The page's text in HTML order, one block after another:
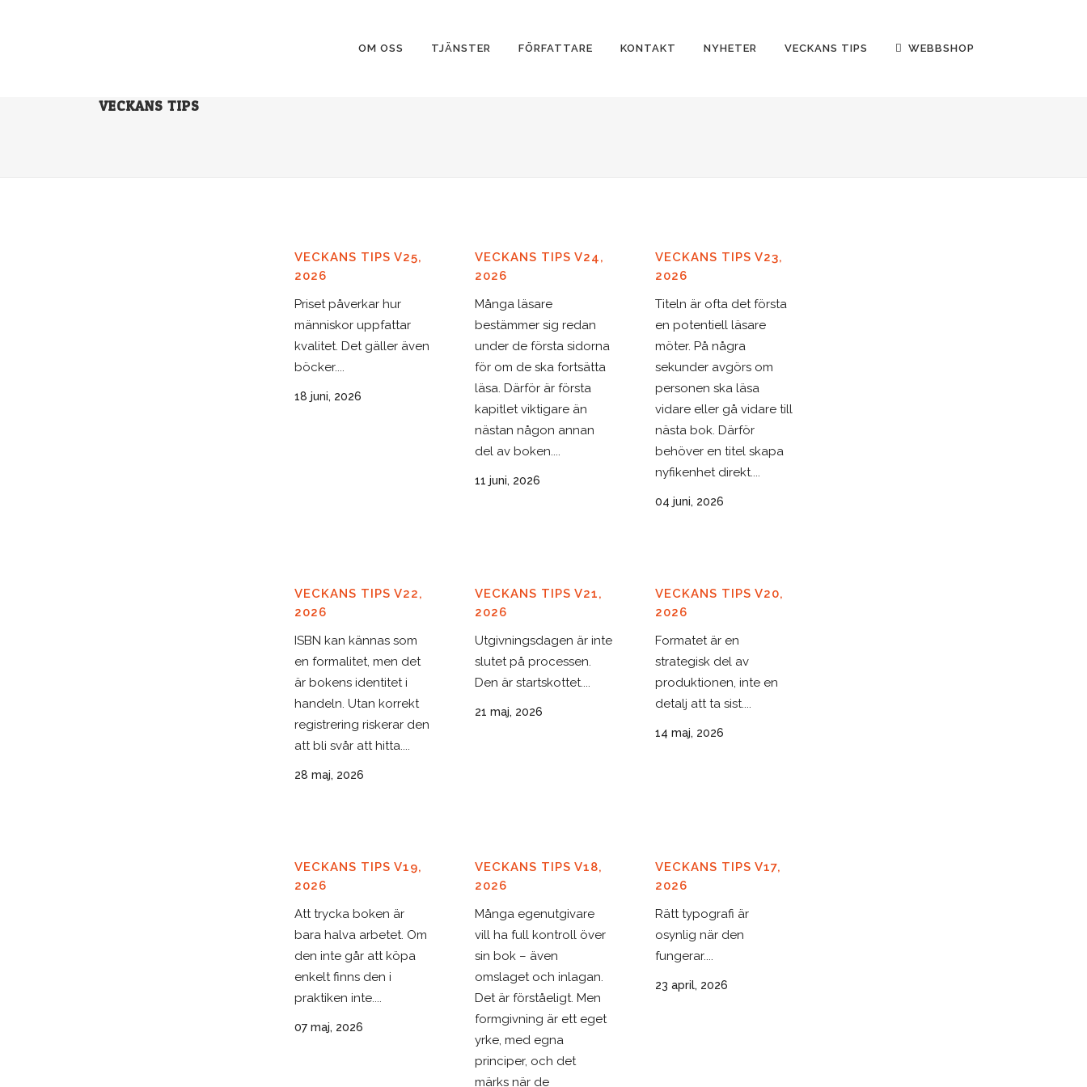
OM OSS TJÄNSTER FÖRFATTARE KONTAKT NYHETER VECKANS TIPS WEBBSHOP
VECKANS TIPS
VECKANS TIPS V25,
2026
Priset påverkar hur
människor uppfattar
kvalitet. Det gäller även
böcker....
18 juni, 2026
VECKANS TIPS V24,
2026
Många läsare
bestämmer sig redan
under de första sidorna
för om de ska fortsätta
läsa. Därför är första
kapitlet viktigare än
nästan någon annan
del av boken....
11 juni, 2026
VECKANS TIPS V23,
2026
Titeln är ofta det första
en potentiell läsare
möter. På några
sekunder avgörs om
personen ska läsa
vidare eller gå vidare till
nästa bok. Därför
behöver en titel skapa
nyfikenhet direkt....
04 juni, 2026
VECKANS TIPS V22,
2026
ISBN kan kännas som
en formalitet, men det
är bokens identitet i
handeln. Utan korrekt
registrering riskerar den
att bli svår att hitta....
28 maj, 2026
VECKANS TIPS V21,
2026
Utgivningsdagen är inte
slutet på processen.
Den är startskottet....
21 maj, 2026
VECKANS TIPS V20,
2026
Formatet är en
strategisk del av
produktionen, inte en
detalj att ta sist....
14 maj, 2026
VECKANS TIPS V19,
2026
Att trycka boken är
bara halva arbetet. Om
den inte går att köpa
enkelt finns den i
praktiken inte....
07 maj, 2026
VECKANS TIPS V18,
2026
Många egenutgivare
vill ha full kontroll över
sin bok – även
omslaget och inlagan.
Det är förståeligt. Men
formgivning är ett eget
yrke, med egna
principer, och det
märks när de
VECKANS TIPS V17,
2026
Rätt typografi är
osynlig när den
fungerar....
23 april, 2026
SENASTE NYHETERNA
Signspot – en ny
mötesplats för författare
och läsare på Bokmässan
VÅRA SENASTE BÖCKER
Snabbguide till ChatGPT
Dekahebdom